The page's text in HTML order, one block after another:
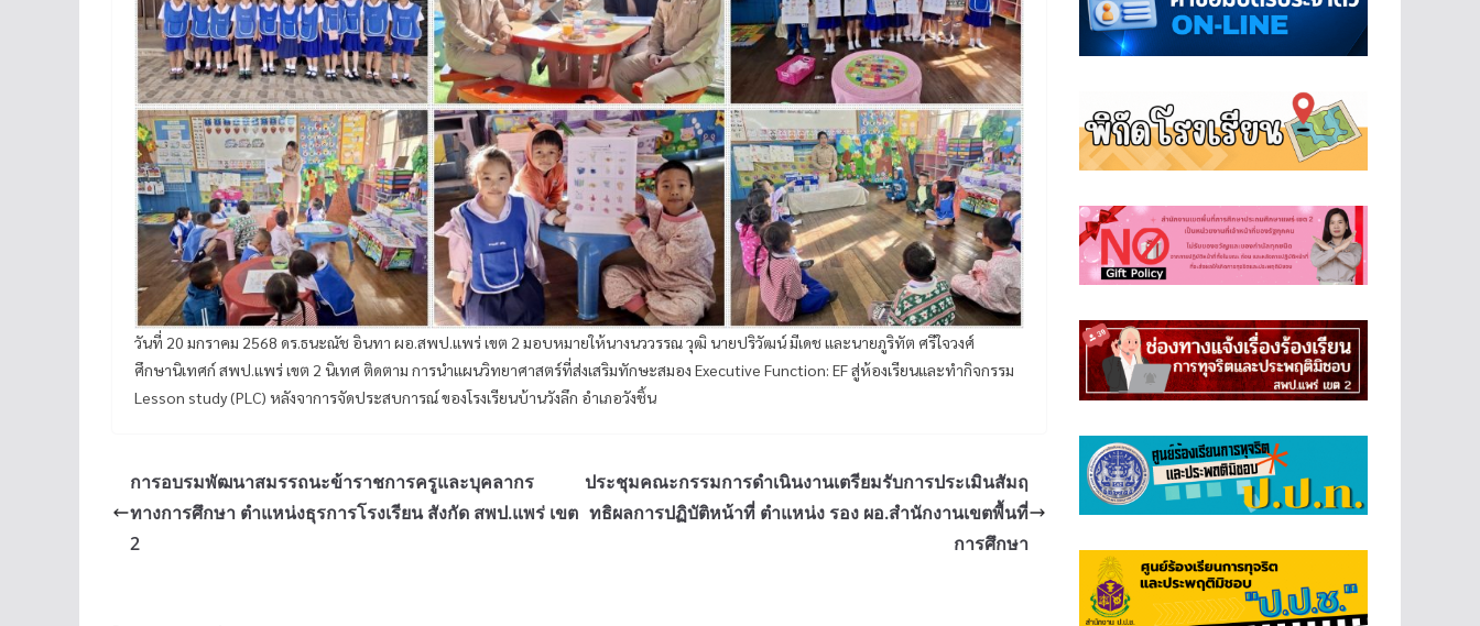
วันที่ 20 มกราคม 2568 ดร.ธนะณัช อินทา ผอ.สพป.แพร่ เขต 2 มอบหมายให้นางนววรรณ วุฒิ นายปริวัฒน์ มีเดช และนายภูริทัต ศรีใจวงศ์
ศึกษานิเทศก์ สพป.แพร่ เขต 2 นิเทศ ติดตาม การนำแผนวิทยาศาสตร์ที่ส่งเสริมทักษะสมอง Executive Function: EF สู่ห้องเรียนและทำกิจกรรม
Lesson study (PLC) หลังจาการจัดประสบการณ์ ของโรงเรียนบ้านวังลึก อำเภอวังชิ้น
การอบรมพัฒนาสมรรถนะข้าราชการครูและบุคลากร
ทางการศึกษา ตำแหน่งธุรการโรงเรียน สังกัด สพป.แพร่ เขต
2
ประชุมคณะกรรมการดำเนินงานเตรียมรับการประเมินสัมฤ
ทธิผลการปฏิบัติหน้าที่ ตำแหน่ง รอง ผอ.สำนักงานเขตพื้นที่
การศึกษา